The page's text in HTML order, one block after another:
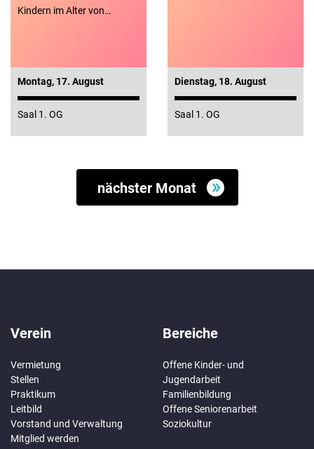
Kindern im Alter von…
Montag, 17. August
Saal 1. OG
Dienstag, 18. August
Saal 1. OG
nächster Monat
Verein
Vermietung
Stellen
Praktikum
Leitbild
Vorstand und Verwaltung
Mitglied werden
Bereiche
Offene Kinder- und
Jugendarbeit
Familienbildung
Offene Seniorenarbeit
Soziokultur